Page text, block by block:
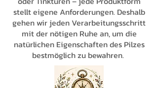
stellt eigene Anforderungen. Deshalb
gehen wir jeden Verarbeitungsschritt
mit der nötigen Ruhe an, um die
natürlichen Eigenschaften des Pilzes
bestmöglich zu bewahren.